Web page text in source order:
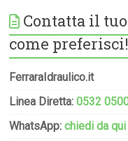
Contatta il
come preferisci!
FerraraIdraulico.it
Linea Diretta:0532
WhatsApp:chiedi da qui